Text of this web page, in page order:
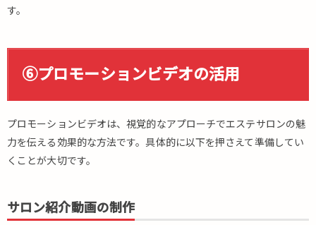
す。
⑥プロモーションビデオの活用
プロモーションビデオは、視覚的なアプローチでエステサロンの魅
力を伝える効果的な方法です。具体的に以下を押さえて準備してい
くことが大切です。
サロン紹介動画の制作